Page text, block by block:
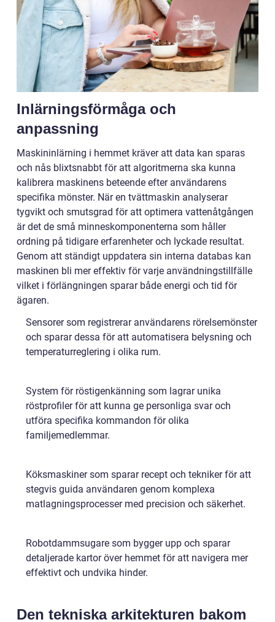
Inlärningsförmåga och
anpassning
Maskininlärning i hemmet kräver att data kan sparas
och nås blixtsnabbt för att algoritmerna ska kunna
kalibrera maskinens beteende efter användarens
specifika mönster. När en tvättmaskin analyserar
tygvikt och smutsgrad för att optimera vattenåtgången
är det de små minneskomponenterna som håller
ordning på tidigare erfarenheter och lyckade resultat.
Genom att ständigt uppdatera sin interna databas kan
maskinen bli mer effektiv för varje användningstillfälle
vilket i förlängningen sparar både energi och tid för
ägaren.
Sensorer som registrerar användarens rörelsemönster
och sparar dessa för att automatisera belysning och
temperaturreglering i olika rum.
System för röstigenkänning som lagrar unika
röstprofiler för att kunna ge personliga svar och
utföra specifika kommandon för olika
familjemedlemmar.
Köksmaskiner som sparar recept och tekniker för att
stegvis guida användaren genom komplexa
matlagningsprocesser med precision och säkerhet.
Robotdammsugare som bygger upp och sparar
detaljerade kartor över hemmet för att navigera mer
effektivt och undvika hinder.
Den tekniska arkitekturen bakom